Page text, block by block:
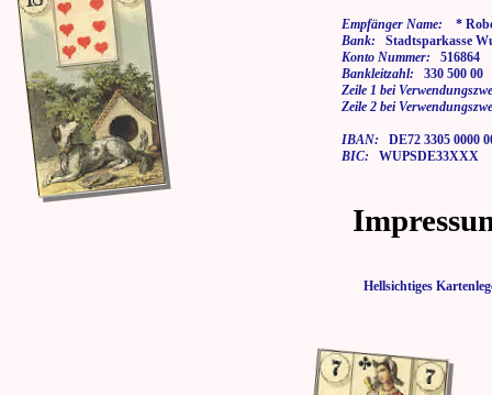
Empfänger Name: *
Bank: Stadtsparkasse
Konto Nummer: 516864
Bankleitzahl: 330 500 00
Zeile 1 bei
Zeile 2 bei
IBAN: DE72 3305 0000
BIC: WUPSDE33XXX
Hellsichtiges